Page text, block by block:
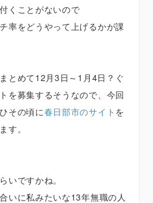
くことがないので
率をどうやって上げるかが課
とめて12月3日～1月4日？ぐ
を募集するそうなので、今回
その頃に春日部市のサイト を
す。
いですかね。
いに私みたいな13年無職の人